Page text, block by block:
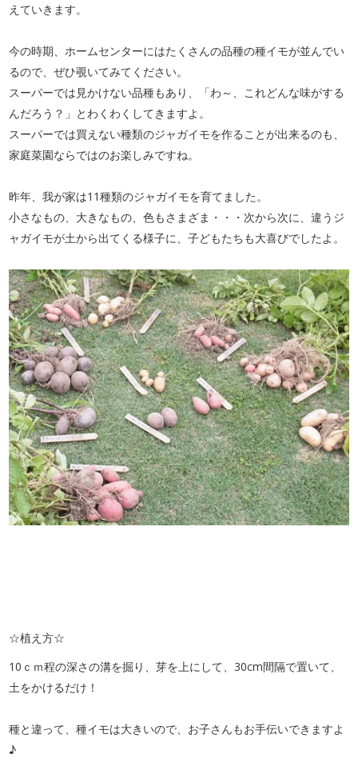
えていきます。
今の時期、ホームセンターにはたくさんの品種の種イモが並んでい
るので、ぜひ覗いてみてください。
スーパーでは見かけない品種もあり、「わ～、これどんな味がする
んだろう？」とわくわくしてきますよ。
スーパーでは買えない種類のジャガイモを作ることが出来るのも、
家庭菜園ならではのお楽しみですね。
昨年、我が家は11種類のジャガイモを育てました。
小さなもの、大きなもの、色もさまざま・・・次から次に、違うジ
ャガイモが土から出てくる様子に、子どもたちも大喜びでしたよ。
☆植え方☆
10ｃｍ程の深さの溝を掘り、芽を上にして、30cm間隔で置いて、
土をかけるだけ！
種と違って、種イモは大きいので、お子さんもお手伝いできますよ
♪